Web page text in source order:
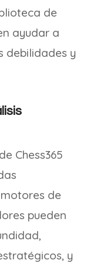
de
ayudar a
debilidades y
Chess365
de
pueden
y